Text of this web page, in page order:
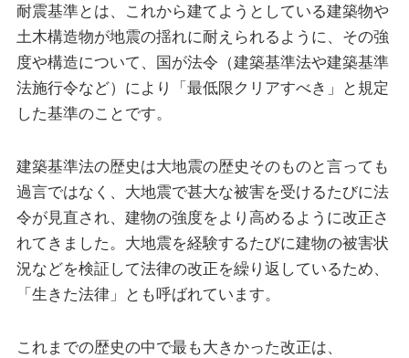
耐震基準とは、これから建てようとしている建築物や
土木構造物が地震の揺れに耐えられるように、その強
度や構造について、国が法令（建築基準法や建築基準
法施行令など）により「最低限クリアすべき」と規定
した基準のことです。
建築基準法の歴史は大地震の歴史そのものと言っても
過言ではなく、大地震で甚大な被害を受けるたびに法
令が見直され、建物の強度をより高めるように改正さ
れてきました。大地震を経験するたびに建物の被害状
況などを検証して法律の改正を繰り返しているため、
「生きた法律」とも呼ばれています。
これまでの歴史の中で最も大きかった改正は、